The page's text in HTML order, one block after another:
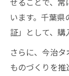
います。千葉
証」として、購
さらに、今治
ものづくりを